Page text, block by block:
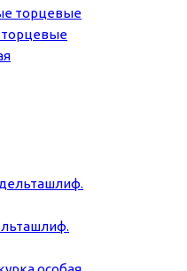
торцевые